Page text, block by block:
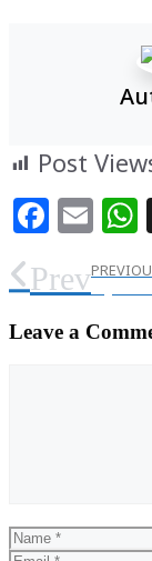
Post
Prev
Leave a
Name